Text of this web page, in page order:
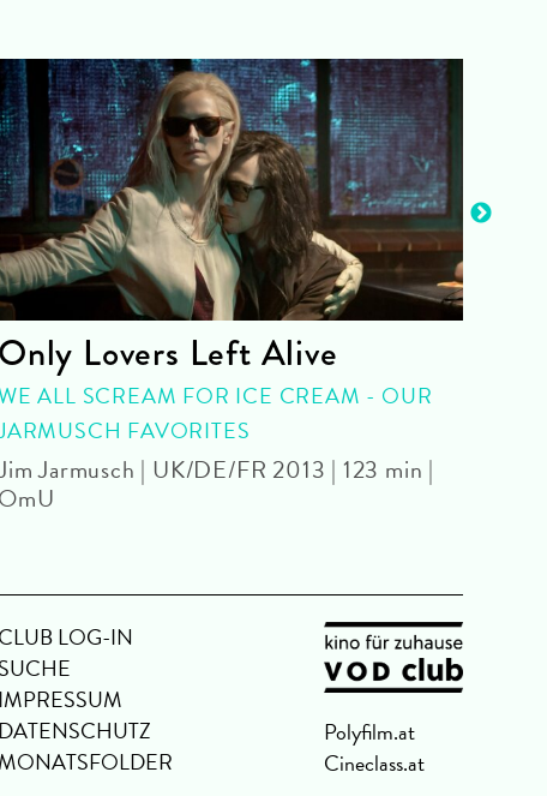
Only Lovers Left Alive
ALL SCREAM FOR ICE CREAM - OUR
FAVORITES
Jarmusch | UK/DE/FR 2013 | 123 min |
OmU
CLUB LOG-IN
SUCHE
IMPRESSUM
DATENSCHUTZ
MONATSFOLDER
Polyfilm.at
Cineclass.at